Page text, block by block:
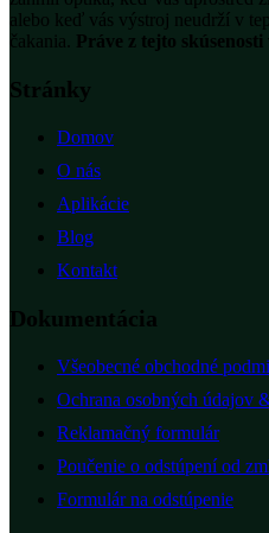
alebo keď vás výstroj neudrží v
čakania. Práve z tejto
Stránky
Domov
O nás
Aplikácie
Blog
Kontakt
Dokumentácia
Všeobecné obchodné
Ochrana osobných údajov
Reklamačný formulár
Poučenie o odstúpení od
Formulár na odstúpenie